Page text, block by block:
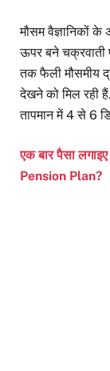
मौसम वैज्ञानिकों के
ऊपर बने चक्रवाती
तक फैली मौसमीय
देखने को मिल रही
तापमान में 4 से 6
एक बार पैसा
Pension Plan?